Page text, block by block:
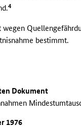
4
bestimmt.
Dokument
1976